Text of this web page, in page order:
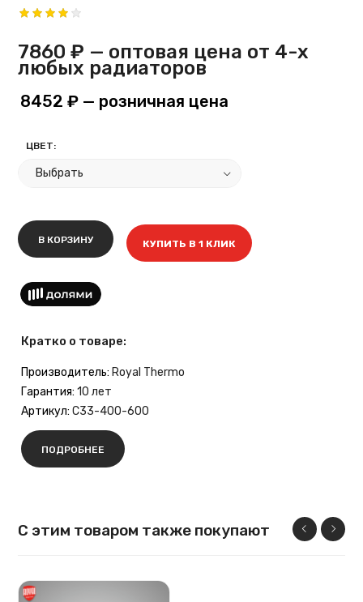
7860 ₽ — оптовая цена от 4-х
любых радиаторов
8452 ₽ — розничная цена
ЦВЕТ:
В КОРЗИНУ КУПИТЬ В 1 КЛИК
Кратко о товаре:
Производитель: Royal Thermo
Гарантия: 10 лет
Артикул: C33-400-600
ПОДРОБНЕЕ
С этим товаром также покупают